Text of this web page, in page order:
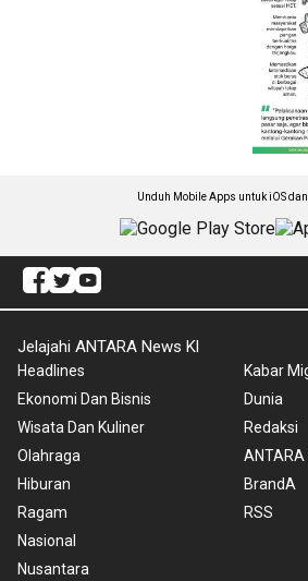
Unduh Mobile Apps untuk iOS
Jelajahi ANTARA News Kl
Headlines
Ekonomi Dan Bisnis
Wisata Dan Kuliner
Olahraga
Hiburan
Ragam
Nasional
Nusantara
Kabar
Dunia
Redaksi
ANTARA
BrandA
RSS